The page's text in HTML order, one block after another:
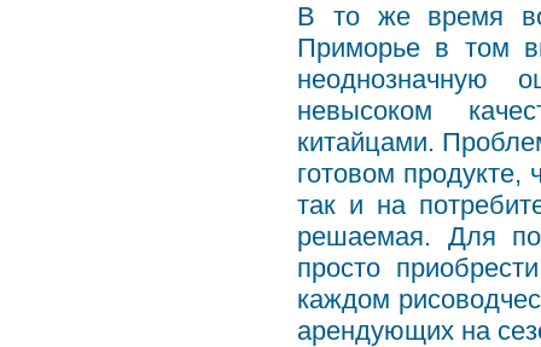
В то же время
Приморье в том
неоднозначную
невысоком
китайцами.
готовом продукте,
так и на
решаемая. Для
просто
каждом
арендующих на